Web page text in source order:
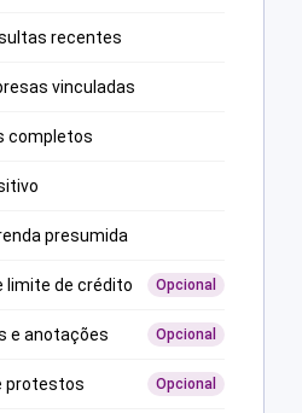
recentes
vinculadas
completos
presumida
limite de crédito Opcional
e anotações Opcional
protestos Opcional